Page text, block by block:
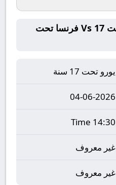
بطاقة المباراة بلجيكا تحت 17 Vs فرنسا تحت
يورو تحت 17 سنة
04-06-2026
14:30 Time
غير معروف
غير معروف